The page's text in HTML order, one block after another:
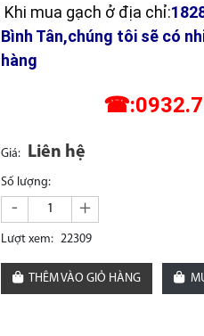
Khi mua gạch ở địa chỉ:
Bình Tân,chúng tôi sẽ có
hàng
Giá: Liên hệ
Số lượng:
- +
Lượt xem: 22309
THÊM VÀO GIỎ HÀNG